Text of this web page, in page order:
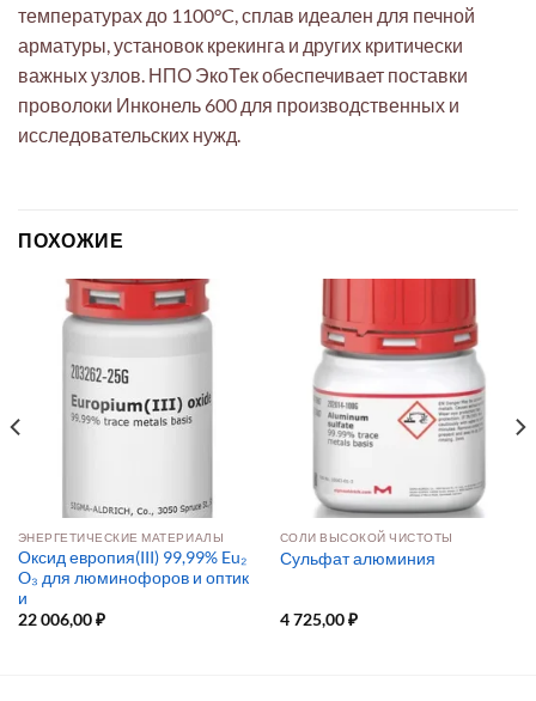
температурах до 1100°C, сплав идеален для печной
арматуры, установок крекинга и других критически
важных узлов. НПО ЭкоТек обеспечивает поставки
проволоки Инконель 600 для производственных и
исследовательских нужд.
ПОХОЖИЕ
ЭНЕРГЕТИЧЕСКИЕ МАТЕРИАЛЫ
Оксид европия(III) 99,99% Eu₂
O₃ для люминофоров и оптик
и
22 006,00₽
СОЛИ ВЫСОКОЙ ЧИСТОТЫ
Сульфат алюминия
4 725,00₽